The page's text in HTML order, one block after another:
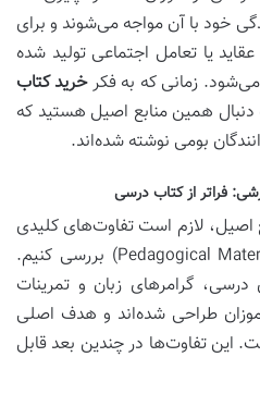
خود با آن مواجه می‌شوند و برای
یا تعامل اجتماعی تولید شده
زمانی که به فکرخرید کتاب
دنبال همین منابع اصیل هستید که
بومی نوشته شده‌اند.
اصیل، لازم است تفاوت‌های کلیدی
آن‌ها را با منابع آموزشی (Pedagogical Materials) بررسی کنیم.
درسی، گرامرهای زبان و تمرینات
طراحی شده‌اند و هدف اصلی
این تفاوت‌ها در چندین بعد قابل